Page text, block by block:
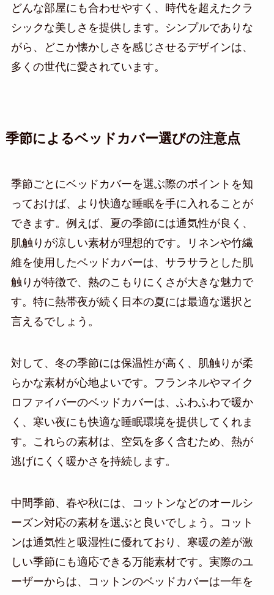
どんな部屋にも合わせやすく、時代を超えたクラ
シックな美しさを提供します。シンプルでありな
がら、どこか懐かしさを感じさせるデザインは、
多くの世代に愛されています。
季節によるベッドカバー選びの注意点
季節ごとにベッドカバーを選ぶ際のポイントを知
っておけば、より快適な睡眠を手に入れることが
できます。例えば、夏の季節には通気性が良く、
肌触りが涼しい素材が理想的です。リネンや竹繊
維を使用したベッドカバーは、サラサラとした肌
触りが特徴で、熱のこもりにくさが大きな魅力で
す。特に熱帯夜が続く日本の夏には最適な選択と
言えるでしょう。
対して、冬の季節には保温性が高く、肌触りが柔
らかな素材が心地よいです。フランネルやマイク
ロファイバーのベッドカバーは、ふわふわで暖か
く、寒い夜にも快適な睡眠環境を提供してくれま
す。これらの素材は、空気を多く含むため、熱が
逃げにくく暖かさを持続します。
中間季節、春や秋には、コットンなどのオールシ
ーズン対応の素材を選ぶと良いでしょう。コット
ンは通気性と吸湿性に優れており、寒暖の差が激
しい季節にも適応できる万能素材です。実際のユ
ーザーからは、コットンのベッドカバーは一年を